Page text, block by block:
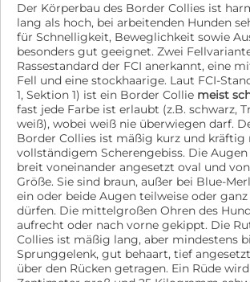
Der Körperbau des Border Collies ist
lang als hoch, bei arbeitenden Hunden
für Schnelligkeit, Beweglichkeit sowie
besonders gut geeignet. Zwei
Rassestandard der FCI anerkannt, eine
Fell und eine stockhaarige. Laut FCI-
1, Sektion 1) ist ein Border Collie meist
fast jede Farbe ist erlaubt (z.B. schwarz,
weiß), wobei weiß nie überwiegen darf.
Border Collies ist mäßig kurz und kräftig
vollständigem Scherengebiss. Die Augen
breit voneinander angesetzt oval und
Größe. Sie sind braun, außer bei Blue-
ein oder beide Augen teilweise oder
dürfen. Die mittelgroßen Ohren des
aufrecht oder nach vorne gekippt. Die
Collies ist mäßig lang, aber mindestens
Sprunggelenk, gut behaart, tief
über den Rücken getragen. Ein Rüde